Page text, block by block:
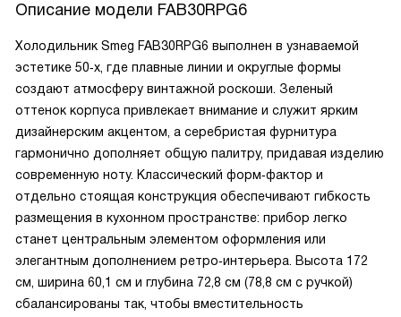
Описание модели FAB30RPG6
Холодильник Smeg FAB30RPG6 выполнен в узнаваемой
эстетике 50‑х, где плавные линии и округлые формы
создают атмосферу винтажной роскоши. Зеленый
оттенок корпуса привлекает внимание и служит ярким
дизайнерским акцентом, а серебристая фурнитура
гармонично дополняет общую палитру, придавая изделию
современную ноту. Классический форм‑фактор и
отдельно стоящая конструкция обеспечивают гибкость
размещения в кухонном пространстве: прибор легко
станет центральным элементом оформления или
элегантным дополнением ретро‑интерьера. Высота 172
см, ширина 60,1 см и глубина 72,8 см (78,8 см с ручкой)
сбалансированы так, чтобы вместительность